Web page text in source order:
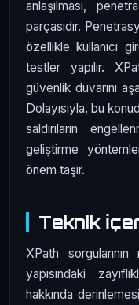
anlaşılması,
parçasıdır.
özellikle kullanıcı
testler yapılır.
güvenlik duvarını
Dolayısıyla, bu
saldırıların
geliştirme
önem taşır.
Teknik
XPath sorgularının
yapısındaki
hakkında